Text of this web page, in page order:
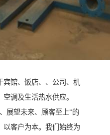
宾馆、饭店、、公司、机
调及生活热水供应。
展望未来、顾客至上”的
以客户为本。我们始终为